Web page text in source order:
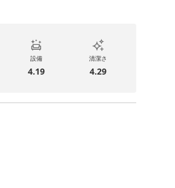
設備
4.19
清潔さ
4.29